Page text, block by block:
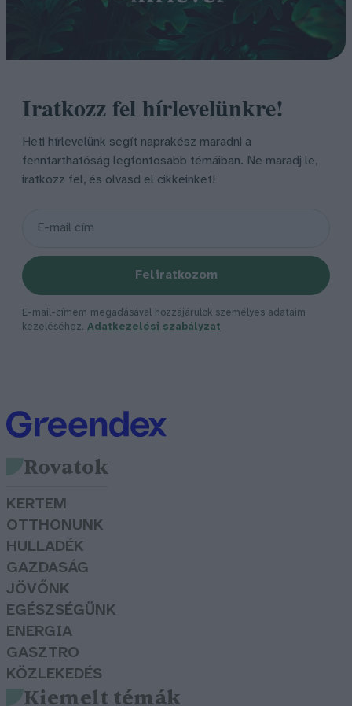
Iratkozz fel hírlevelünkre!
Heti hírlevelünk segít naprakész maradni a
fenntarthatóság legfontosabb témáiban. Ne maradj le,
iratkozz fel, és olvasd el cikkeinket!
Feliratkozom
E-mail-címem megadásával hozzájárulok személyes adataim
kezeléséhez. Adatkezelési szabályzat
Rovatok
KERTEM
OTTHONUNK
HULLADÉK
GAZDASÁG
JÖVŐNK
EGÉSZSÉGÜNK
ENERGIA
GASZTRO
KÖZLEKEDÉS
Kiemelt témák